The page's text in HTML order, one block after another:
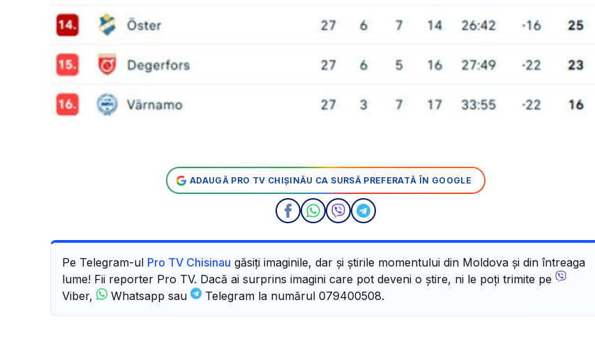
ADAUGĂ PRO TV CHIȘINĂU CA SURSĂ PREFERATĂ ÎN GOOGLE
Pe Telegram-ul Pro TV Chisinau găsiți imaginile, dar și știrile momentului din Moldova și din întreaga
lume! Fii reporter Pro TV. Dacă ai surprins imagini care pot deveni o știre, ni le poți trimite pe
Viber,
Whatsapp sau Telegram la numărul 079400508.